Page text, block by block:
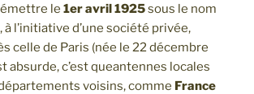
le 1er avril 1925sous le nom
, à l’initiative d’une société privée,
celle de Paris (née le 22 décembre
absurde, c’est queantennes locales
voisins, comme France